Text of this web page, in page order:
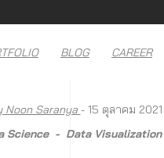
BLOG CAREER
Noon Saranya - 15 ตุลาคม 2021
Science
Data Visualization